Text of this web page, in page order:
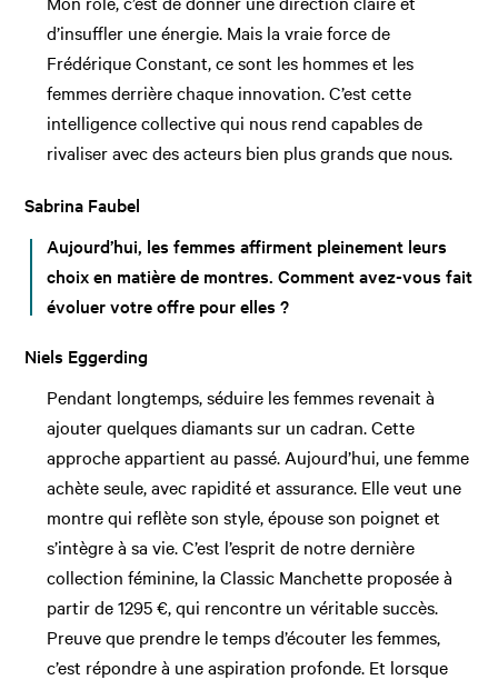
d’insuffler une énergie. Mais la vraie force de
Frédérique Constant, ce sont les hommes et les
femmes derrière chaque innovation. C’est cette
intelligence collective qui nous rend capables de
rivaliser avec des acteurs bien plus grands que nous.
Sabrina Faubel
Aujourd’hui, les femmes affirment pleinement leurs
choix en matière de montres. Comment avez-vous fait
évoluer votre offre pour elles ?
Niels Eggerding
Pendant longtemps, séduire les femmes revenait à
ajouter quelques diamants sur un cadran. Cette
approche appartient au passé. Aujourd’hui, une femme
achète seule, avec rapidité et assurance. Elle veut une
montre qui reflète son style, épouse son poignet et
s’intègre à sa vie. C’est l’esprit de notre dernière
collection féminine, la Classic Manchette proposée à
partir de 1295 €, qui rencontre un véritable succès.
Preuve que prendre le temps d’écouter les femmes,
c’est répondre à une aspiration profonde. Et lorsque